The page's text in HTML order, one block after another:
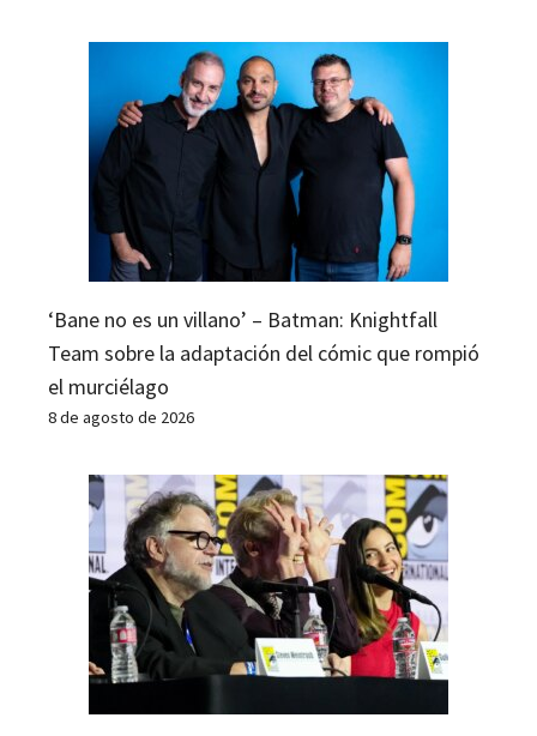
‘Bane no es un villano’ – Batman: Knightfall
Team sobre la adaptación del cómic que rompió
el murciélago
8 de agosto de 2026